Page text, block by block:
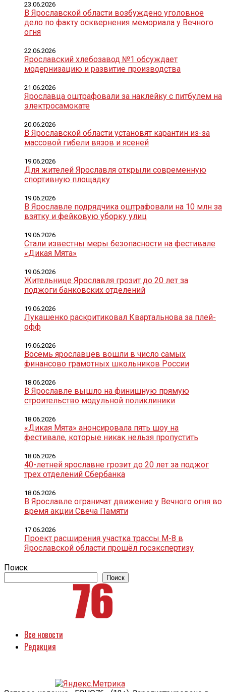
В Ярославской области возбуждено уголовное
дело по факту осквернения мемориала у Вечного
огня
23.06.2026
Ярославский хлебозавод №1 обсуждает
модернизацию и развитие производства
22.06.2026
Ярославца оштрафовали за наклейку с питбулем на
электросамокате
21.06.2026
В Ярославской области установят карантин из-за
массовой гибели вязов и ясеней
20.06.2026
Для жителей Ярославля открыли современную
спортивную площадку
19.06.2026
В Ярославле подрядчика оштрафовали на 10 млн за
взятку и фейковую уборку улиц
19.06.2026
Стали известны меры безопасности на фестивале
«Дикая Мята»
19.06.2026
Жительнице Ярославля грозит до 20 лет за
поджоги банковских отделений
19.06.2026
Лукашенко раскритиковал Квартальнова за плей-
офф
19.06.2026
Восемь ярославцев вошли в число самых
финансово грамотных школьников России
19.06.2026
В Ярославле вышло на финишную прямую
строительство модульной поликлиники
18.06.2026
«Дикая Мята» анонсировала пять шоу на
фестивале, которые никак нельзя пропустить
18.06.2026
40-летней ярославне грозит до 20 лет за поджог
трех отделений Сбербанка
18.06.2026
В Ярославле ограничат движение у Вечного огня во
время акции Свеча Памяти
18.06.2026
Проект расширения участка трассы М-8 в
Ярославской области прошёл госэкспертизу
17.06.2026
Поиск
Поиск
Все новости
Редакция